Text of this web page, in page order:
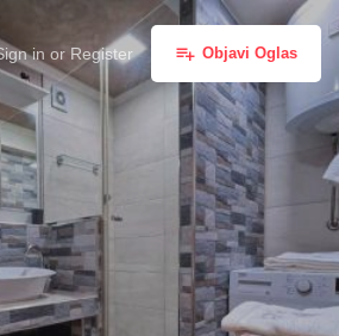
in or Register Objavi Oglas